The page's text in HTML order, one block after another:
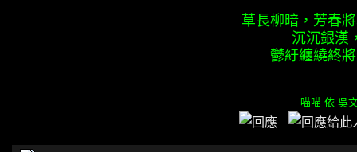
草長柳暗，芳春
沉沉銀漢
鬱紆纏繞終
喵喵 依 吳